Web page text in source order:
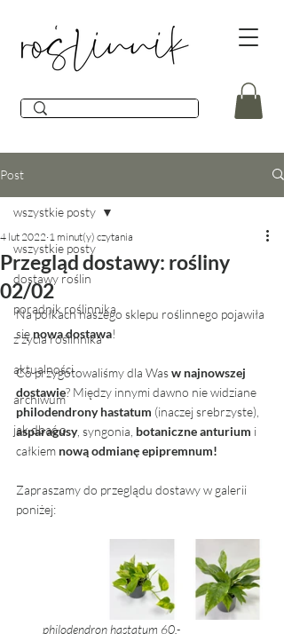
Post
wszystkie posty
dostawy roślin
poradnik roślinnika
z życia roślinnika
aktualności
archiwum
jak dbać o
wszystkie posty
Przegląd dostawy: rośliny
02/02
4 lut 2022 1 minut(y) czytania
Na półkach naszego sklepu roślinnego pojawiła
się nowa dostawa!
Co przygotowaliśmy dla Was w najnowszej
dostawie? Między innymi dawno nie widziane
philodendrony hastatum (inaczej srebrzyste),
asparagusy, syngonia, botaniczne anturium i
całkiem nową odmianę epipremnum!
Zapraszamy do przeglądu dostawy w galerii
poniżej: